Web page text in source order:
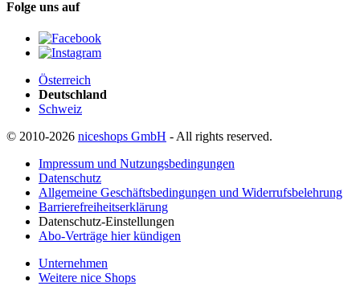
Folge uns auf
Österreich
Deutschland
Schweiz
© 2010-2026 niceshops GmbH - All rights reserved.
Impressum und Nutzungsbedingungen
Datenschutz
Allgemeine Geschäftsbedingungen und Widerrufsbelehrung
Barrierefreiheitserklärung
Datenschutz-Einstellungen
Abo-Verträge hier kündigen
Unternehmen
Weitere nice Shops